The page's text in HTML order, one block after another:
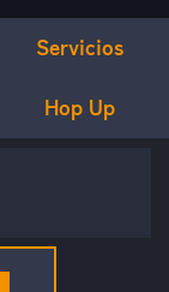
Servicios
Hop Up